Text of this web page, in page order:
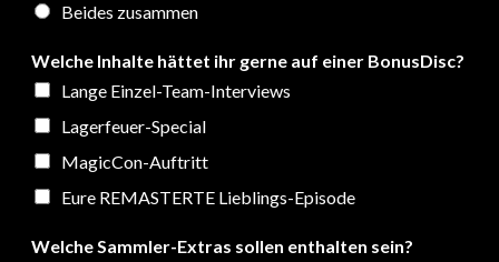
Beides zusammen
Welche Inhalte hättet ihr gerne auf einer BonusDisc?
Lange Einzel-Team-Interviews
Lagerfeuer-Special
MagicCon-Auftritt
Eure REMASTERTE Lieblings-Episode
Welche Sammler-Extras sollen enthalten sein?